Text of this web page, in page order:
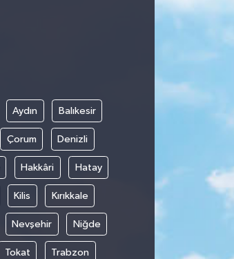
Aydın Balıkesir
Çorum Denizli
Hakkâri Hatay
Kilis Kırıkkale
Nevşehir Niğde
Tokat Trabzon